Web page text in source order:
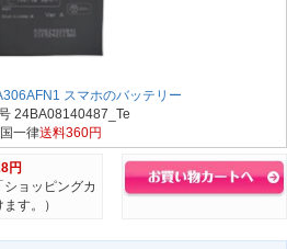
スマホのバッテリー
24BA08140487_Te
一律送料360円
円
ショッピングカ
す。）